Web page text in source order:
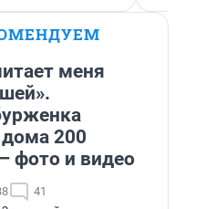
меня
200
фото и видео
41